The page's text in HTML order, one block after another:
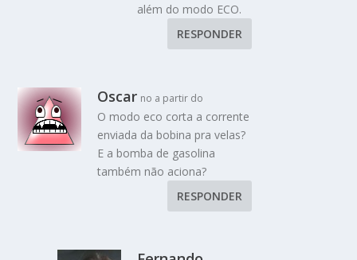
além do modo ECO.
RESPONDER
Oscar no a partir do
O modo eco corta a corrente
enviada da bobina pra velas?
E a bomba de gasolina
também não aciona?
RESPONDER